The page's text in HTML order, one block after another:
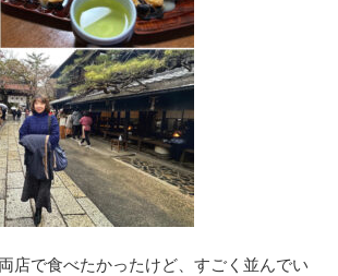
店で食べたかったけど、すごく並んでい